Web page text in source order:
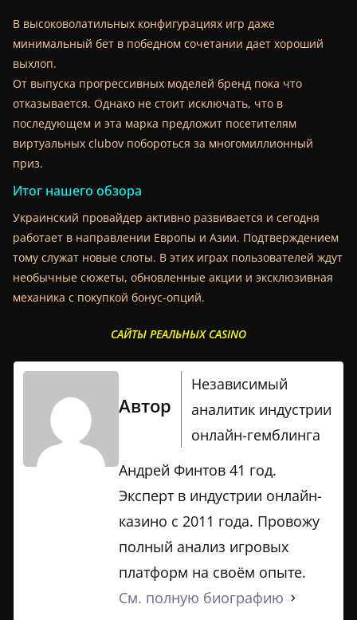
В высоковолатильных конфигурациях игр даже
минимальный бет в победном сочетании дает хороший
выхлоп.
От выпуска прогрессивных моделей бренд пока что
отказывается. Однако не стоит исключать, что в
последующем и эта марка предложит посетителям
виртуальных clubov побороться за многомиллионный
приз.
Итог нашего обзора
Украинский провайдер активно развивается и сегодня
работает в направлении Европы и Азии. Подтверждением
тому служат новые слоты. В этих играх пользователей ждут
необычные сюжеты, обновленные акции и эксклюзивная
механика с покупкой бонус-опций.
САЙТЫ РЕАЛЬНЫХ CASINO
Автор
Независимый
аналитик индустрии
онлайн-гемблинга
Андрей Финтов 41 год.
Эксперт в индустрии онлайн-
казино с 2011 года. Провожу
полный анализ игровых
платформ на своём опыте.
См. полную биографию